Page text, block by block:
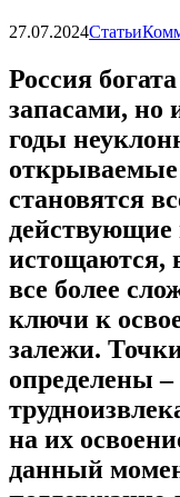
27.07.2024Статьи
Россия
запасами, но
годы
становятся
действующие
истощаются,
все более
ключи к
залежи.
определены
на их
данный